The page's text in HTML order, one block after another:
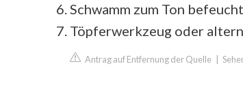
Schwamm zum Ton
Töpferwerkzeug oder
Antrag auf Entfernung der Quelle